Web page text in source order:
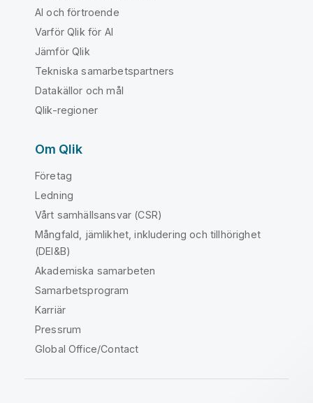
AI och förtroende
Varför Qlik för AI
Jämför Qlik
Tekniska samarbetspartners
Datakällor och mål
Qlik-regioner
Om Qlik
Företag
Ledning
Vårt samhällsansvar (CSR)
Mångfald, jämlikhet, inkludering och tillhörighet
(DEI&B)
Akademiska samarbeten
Samarbetsprogram
Karriär
Pressrum
Global Office/Contact